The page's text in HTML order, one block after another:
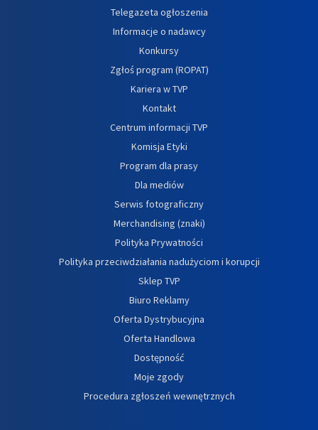
Telegazeta ogłoszenia
Informacje o nadawcy
Konkursy
Zgłoś program (ROPAT)
Kariera w TVP
Kontakt
Centrum informacji TVP
Komisja Etyki
Program dla prasy
Dla mediów
Serwis fotograficzny
Merchandising (znaki)
Polityka Prywatności
Polityka przeciwdziałania nadużyciom i korupcji
Sklep TVP
Biuro Reklamy
Oferta Dystrybucyjna
Oferta Handlowa
Dostępność
Moje zgody
Procedura zgłoszeń wewnętrznych